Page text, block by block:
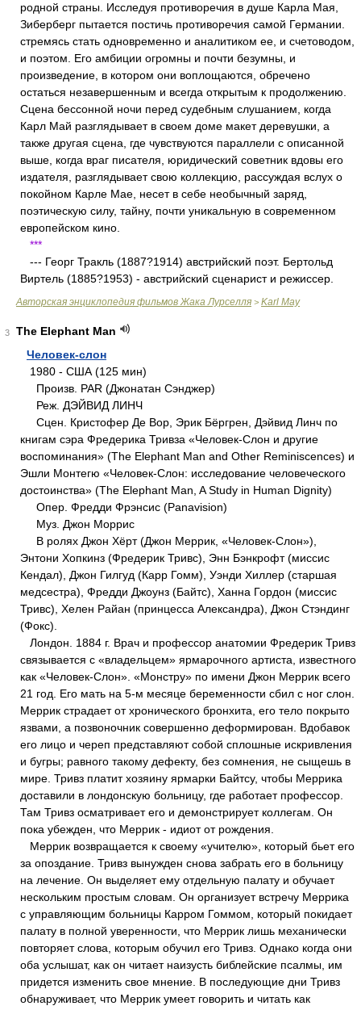
родной страны. Исследуя противоречия в душе Карла Мая,
Зиберберг пытается постичь противоречия самой Германии.
стремясь стать одновременно и аналитиком ее, и счетоводом,
и поэтом. Его амбиции огромны и почти безумны, и
произведение, в котором они воплощаются, обречено
остаться незавершенным и всегда открытым к продолжению.
Сцена бессонной ночи перед судебным слушанием, когда
Карл Май разглядывает в своем доме макет деревушки, а
также другая сцена, где чувствуются параллели с описанной
выше, когда враг писателя, юридический советник вдовы его
издателя, разглядывает свою коллекцию, рассуждая вслух о
покойном Карле Мае, несет в себе необычный заряд,
поэтическую силу, тайну, почти уникальную в современном
европейском кино.
***
--- Георг Тракль (1887?1914) австрийский поэт. Бертольд
Виртель (1885?1953) - австрийский сценарист и режиссер.
Авторская энциклопедия фильмов Жака Лурселля > Karl May
3
The Elephant Man
Человек-слон
1980 - США (125 мин)
Произв. PAR (Джонатан Сэнджер)
Реж. ДЭЙВИД ЛИНЧ
Сцен. Кристофер Де Вор, Эрик Бёргрен, Дэйвид Линч по
книгам сэра Фредерика Тривза «Человек-Слон и другие
воспоминания» (The Elephant Man and Other Reminiscences) и
Эшли Монтегю «Человек-Слон: исследование человеческого
достоинства» (The Elephant Man, A Study in Human Dignity)
Опер. Фредди Фрэнсис (Panavision)
Муз. Джон Моррис
В ролях Джон Хёрт (Джон Меррик, «Человек-Слон»),
Энтони Хопкинз (Фредерик Тривс), Энн Бэнкрофт (миссис
Кендал), Джон Гилгуд (Карр Гомм), Уэнди Хиллер (старшая
медсестра), Фредди Джоунз (Байтс), Ханна Гордон (миссис
Тривс), Хелен Райан (принцесса Александра), Джон Стэндинг
(Фокс).
Лондон. 1884 г. Врач и профессор анатомии Фредерик Тривз
связывается с «владельцем» ярмарочного артиста, известного
как «Человек-Слон». «Монстру» по имени Джон Меррик всего
21 год. Его мать на 5-м месяце беременности сбил с ног слон.
Меррик страдает от хронического бронхита, его тело покрыто
язвами, а позвоночник совершенно деформирован. Вдобавок
его лицо и череп представляют собой сплошные искривления
и бугры; равного такому дефекту, без сомнения, не сыщешь в
мире. Тривз платит хозяину ярмарки Байтсу, чтобы Меррика
доставили в лондонскую больницу, где работает профессор.
Там Тривз осматривает его и демонстрирует коллегам. Он
пока убежден, что Меррик - идиот от рождения.
Меррик возвращается к своему «учителю», который бьет его
за опоздание. Тривз вынужден снова забрать его в больницу
на лечение. Он выделяет ему отдельную палату и обучает
нескольким простым словам. Он организует встречу Меррика
с управляющим больницы Карром Гоммом, который покидает
палату в полной уверенности, что Меррик лишь механически
повторяет слова, которым обучил его Тривз. Однако когда они
оба услышат, как он читает наизусть библейские псалмы, им
придется изменить свое мнение. В последующие дни Тривз
обнаруживает, что Меррик умеет говорить и читать как